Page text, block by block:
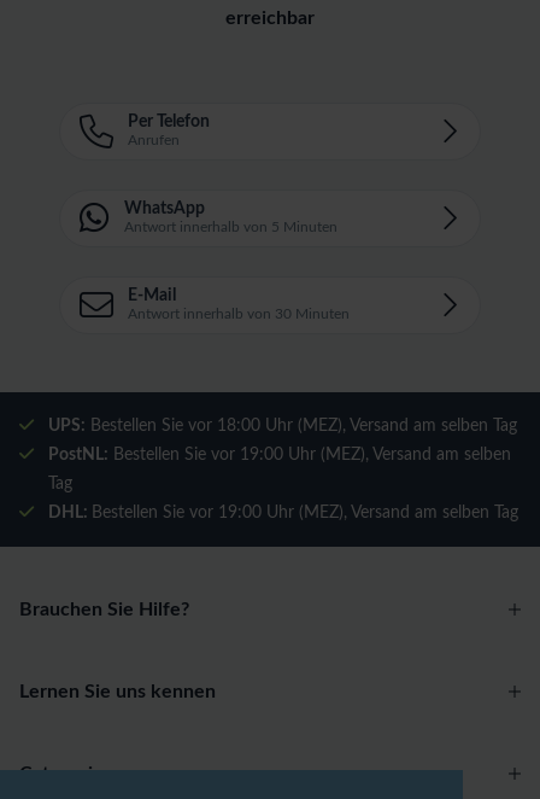
erreichbar
Per Telefon
Anrufen
WhatsApp
Antwort innerhalb von 5 Minuten
E-Mail
Antwort innerhalb von 30 Minuten
UPS: Bestellen Sie vor 18:00 Uhr (MEZ), Versand am selben Tag
PostNL: Bestellen Sie vor 19:00 Uhr (MEZ), Versand am selben
Tag
DHL: Bestellen Sie vor 19:00 Uhr (MEZ), Versand am selben Tag
Brauchen Sie Hilfe?
Lernen Sie uns kennen
Categories